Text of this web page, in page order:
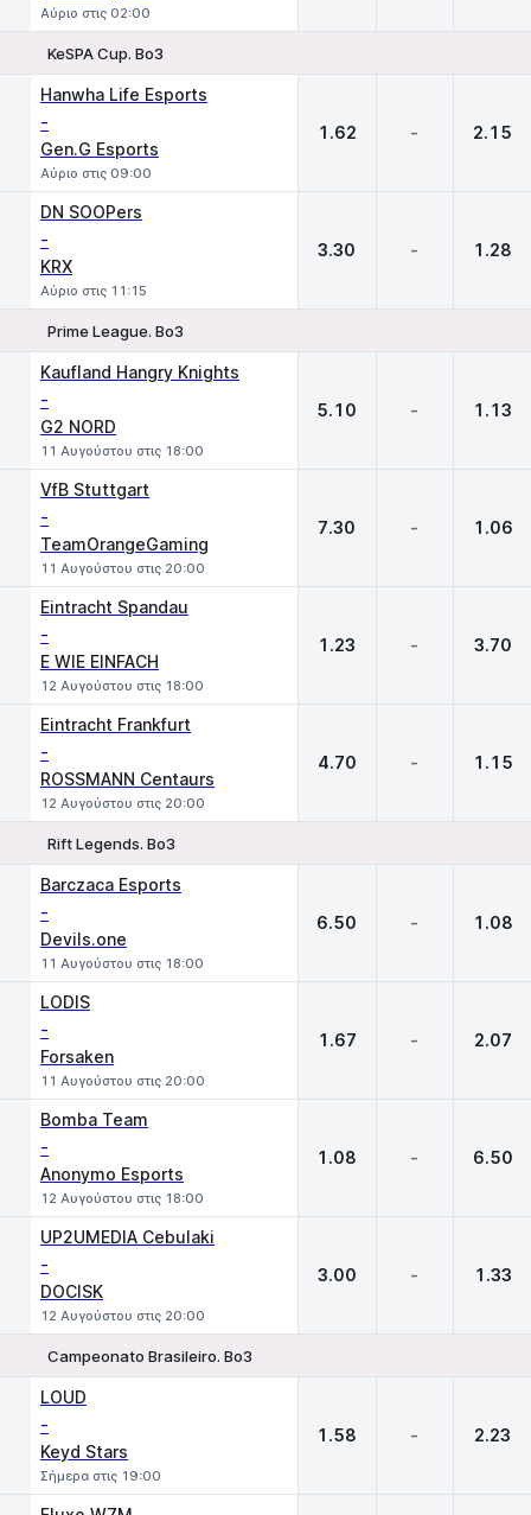
Αύριο στις 02:00
KeSPA Cup. Bo3
Hanwha Life Esports
-
Gen.G Esports
Αύριο στις 09:00
1.62 - 2.15
DN SOOPers
-
KRX
Αύριο στις 11:15
3.30 - 1.28
Prime League. Bo3
Kaufland Hangry Knights
-
G2 NORD
11 Αυγούστου στις 18:00
5.10 - 1.13
VfB Stuttgart
-
TeamOrangeGaming
11 Αυγούστου στις 20:00
7.30 - 1.06
Eintracht Spandau
-
E WIE EINFACH
12 Αυγούστου στις 18:00
1.23 - 3.70
Eintracht Frankfurt
-
ROSSMANN Centaurs
12 Αυγούστου στις 20:00
4.70 - 1.15
Rift Legends. Bo3
Barczaca Esports
-
Devils.one
11 Αυγούστου στις 18:00
6.50 - 1.08
LODIS
-
Forsaken
11 Αυγούστου στις 20:00
1.67 - 2.07
Bomba Team
-
Anonymo Esports
12 Αυγούστου στις 18:00
1.08 - 6.50
UP2UMEDIA Cebulaki
-
DOCISK
12 Αυγούστου στις 20:00
3.00 - 1.33
Campeonato Brasileiro. Bo3
LOUD
-
Keyd Stars
Σήμερα στις 19:00
1.58 - 2.23